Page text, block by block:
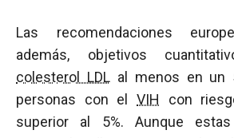
Las recomendaciones
además, objetivos
colesterol LDLal menos en un
personas con el VIH con
superior al 5%. Aunque